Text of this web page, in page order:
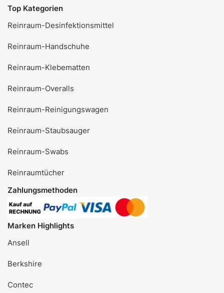
Top Kategorien
Reinraum-Desinfektionsmittel
Reinraum-Handschuhe
Reinraum-Klebematten
Reinraum-Overalls
Reinraum-Reinigungswagen
Reinraum-Staubsauger
Reinraum-Swabs
Reinraumtücher
Zahlungsmethoden
Marken Highlights
Ansell
Berkshire
Contec